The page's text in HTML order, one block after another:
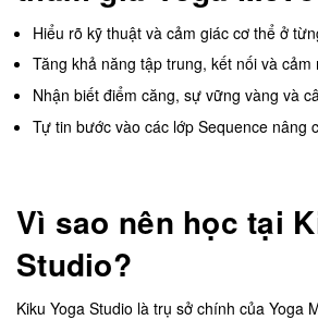
Hiểu rõ kỹ thuật và cảm giác cơ thể ở
Tăng khả năng tập trung, kết nối và cảm
Nhận biết điểm căng, sự vững vàng và
Tự tin bước vào các lớp Sequence nâng
Vì sao nên học tại
Studio?
Kiku Yoga Studio là trụ sở chính của Yoga